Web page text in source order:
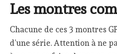
Les montres
Chacune de ces 3 montres
d’une série. Attention à ne